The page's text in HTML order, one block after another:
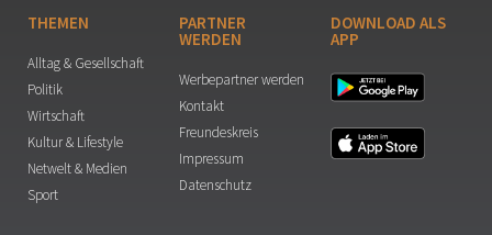
THEMEN
Alltag & Gesellschaft
Politik
Wirtschaft
Kultur & Lifestyle
Netwelt & Medien
Sport
PARTNER
WERDEN
Werbepartner werden
Kontakt
Freundeskreis
Impressum
Datenschutz
DOWNLOAD ALS
APP